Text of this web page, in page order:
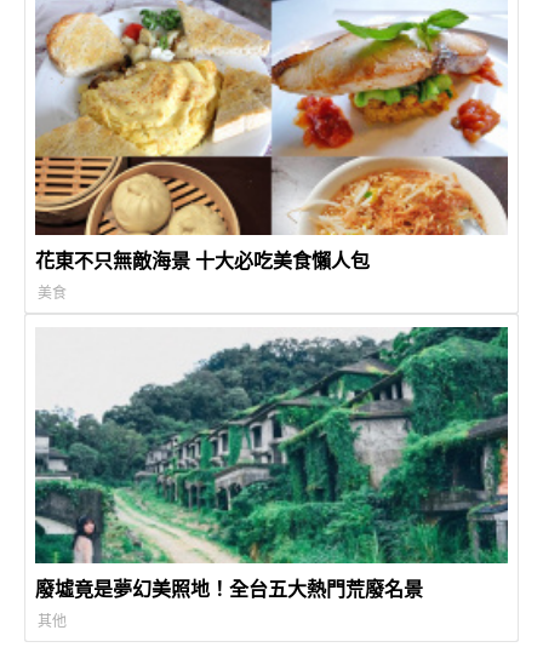
花東不只無敵海景 十大必吃美食懶人包
美食
廢墟竟是夢幻美照地！全台五大熱門荒廢名景
其他